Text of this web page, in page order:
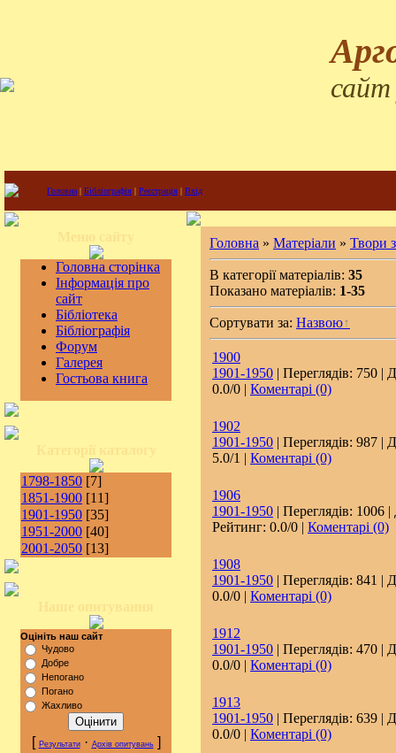
сайт
Головна | Бібліографія | Реєстрація | Вхід
Головна сторінка
Інформація про
сайт
Бібліотека
Бібліографія
Форум
Галерея
Гостьова книга
1798-1850 [7]
1851-1900 [11]
1901-1950 [35]
1951-2000 [40]
2001-2050 [13]
Оцініть наш сайт
Чудово
Добре
Непогано
Погано
Жахливо
[ Результати· Архів опитувань]
Головна » Матеріали » Твори
В категорії матеріалів: 35
Показано матеріалів: 1-35
Сортувати за: Назвою
1900
1901-1950 | Переглядів: 750 |
0.0/0 | Коментарі (0)
1902
1901-1950 | Переглядів: 987 |
5.0/1 | Коментарі (0)
1906
1901-1950 | Переглядів: 1006
Рейтинг: 0.0/0 | Коментарі (0)
1908
1901-1950 | Переглядів: 841 |
0.0/0 | Коментарі (0)
1912
1901-1950 | Переглядів: 470 |
0.0/0 | Коментарі (0)
1913
1901-1950 | Переглядів: 639 |
0.0/0 | Коментарі (0)